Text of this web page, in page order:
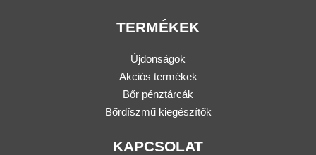
TERMÉKEK
Újdonságok
Akciós termékek
Bőr pénztárcák
Bőrdíszmű kiegészítők
KAPCSOLAT